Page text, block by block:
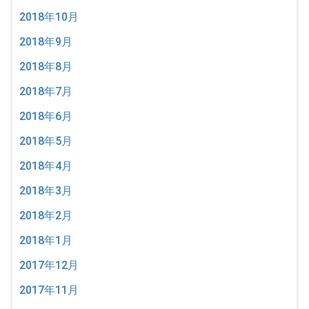
2018年10月
2018年9月
2018年8月
2018年7月
2018年6月
2018年5月
2018年4月
2018年3月
2018年2月
2018年1月
2017年12月
2017年11月